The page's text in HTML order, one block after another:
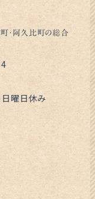
町・阿久比町の総合
日曜日休み